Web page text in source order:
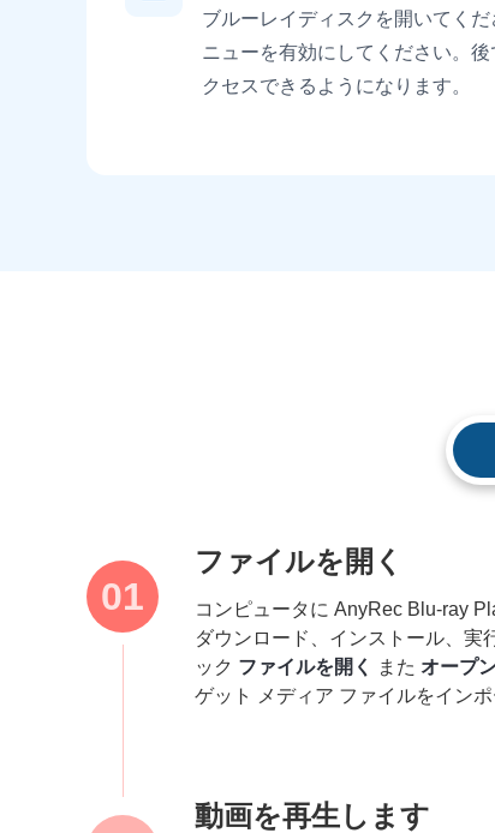
ブルーレイディスクを開いてく
ニューを有効にしてください。
クセスできるようになります。
ファイルを開く
コンピュータに AnyRec Blu-ray
ダウンロード、インストール、実
ック ファイルを開く また オープ
ゲット メディア ファイルをインポ
動画を再生します